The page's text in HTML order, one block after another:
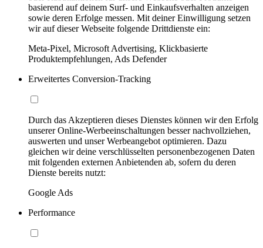
basierend auf deinem Surf- und Einkaufsverhalten anzeigen
sowie deren Erfolge messen. Mit deiner Einwilligung setzen
wir auf dieser Webseite folgende Drittdienste ein:
Meta-Pixel, Microsoft Advertising, Klickbasierte
Produktempfehlungen, Ads Defender
Erweitertes Conversion-Tracking
Durch das Akzeptieren dieses Dienstes können wir den Erfolg
unserer Online-Werbeeinschaltungen besser nachvollziehen,
auswerten und unser Werbeangebot optimieren. Dazu
gleichen wir deine verschlüsselten personenbezogenen Daten
mit folgenden externen Anbietenden ab, sofern du deren
Dienste bereits nutzt:
Google Ads
Performance